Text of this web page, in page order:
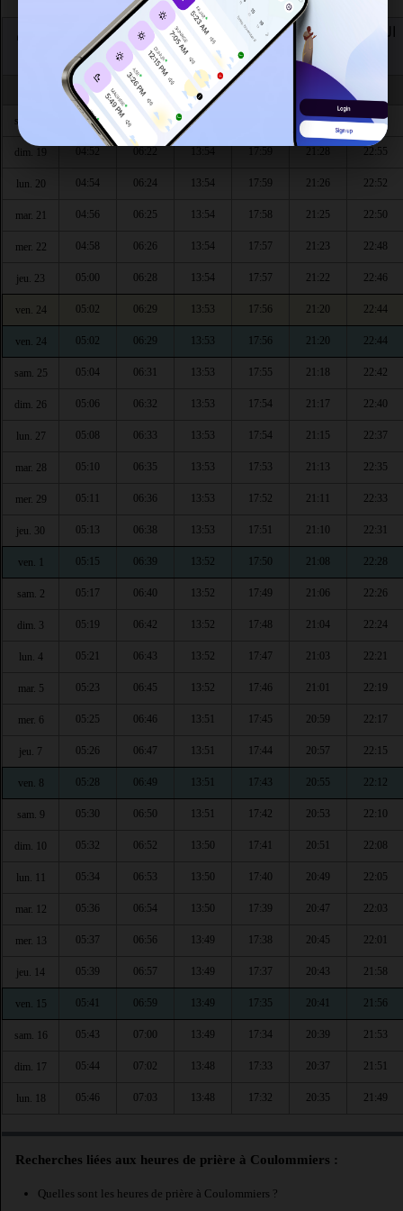
الفجر
Fajr
الشروق
Chourouq
الظهر
Dhouhr
العصر
Asr
المغرب
Maghrib
Safar
sam. 18 04:50 06:21 13:54 21:29 22:57
dim. 19 04:52 06:22 13:54 17:59 21:28 22:55
lun. 20 04:54 06:24 13:54 17:59 21:26 22:52
mar. 21 04:56 06:25 13:54 17:58 21:25 22:50
mer. 22 04:58 06:26 13:54 17:57 21:23 22:48
jeu. 23 05:00 06:28 13:54 17:57 21:22 22:46
ven. 24 05:02 06:29 13:53 17:56 21:20 22:44
ven. 24 05:02 06:29 13:53 17:56 21:20 22:44
sam. 25 05:04 06:31 13:53 17:55 21:18 22:42
dim. 26 05:06 06:32 13:53 17:54 21:17 22:40
lun. 27 05:08 06:33 13:53 17:54 21:15 22:37
mar. 28 05:10 06:35 13:53 17:53 21:13 22:35
mer. 29 05:11 06:36 13:53 17:52 21:11 22:33
jeu. 30 05:13 06:38 13:53 17:51 21:10 22:31
ven. 1 05:15 06:39 13:52 17:50 21:08 22:28
sam. 2 05:17 06:40 13:52 17:49 21:06 22:26
dim. 3 05:19 06:42 13:52 17:48 21:04 22:24
lun. 4 05:21 06:43 13:52 17:47 21:03 22:21
mar. 5 05:23 06:45 13:52 17:46 21:01 22:19
mer. 6 05:25 06:46 13:51 17:45 20:59 22:17
jeu. 7 05:26 06:47 13:51 17:44 20:57 22:15
ven. 8 05:28 06:49 13:51 17:43 20:55 22:12
sam. 9 05:30 06:50 13:51 17:42 20:53 22:10
dim. 10 05:32 06:52 13:50 17:41 20:51 22:08
lun. 11 05:34 06:53 13:50 17:40 20:49 22:05
mar. 12 05:36 06:54 13:50 17:39 20:47 22:03
mer. 13 05:37 06:56 13:49 17:38 20:45 22:01
jeu. 14 05:39 06:57 13:49 17:37 20:43 21:58
ven. 15 05:41 06:59 13:49 17:35 20:41 21:56
sam. 16 05:43 07:00 13:49 17:34 20:39 21:53
dim. 17 05:44 07:02 13:48 17:33 20:37 21:51
lun. 18 05:46 07:03 13:48 17:32 20:35 21:49
Recherches liées aux heures de prière à Coulommiers :
Quelles sont les heures de prière à Coulommiers ?